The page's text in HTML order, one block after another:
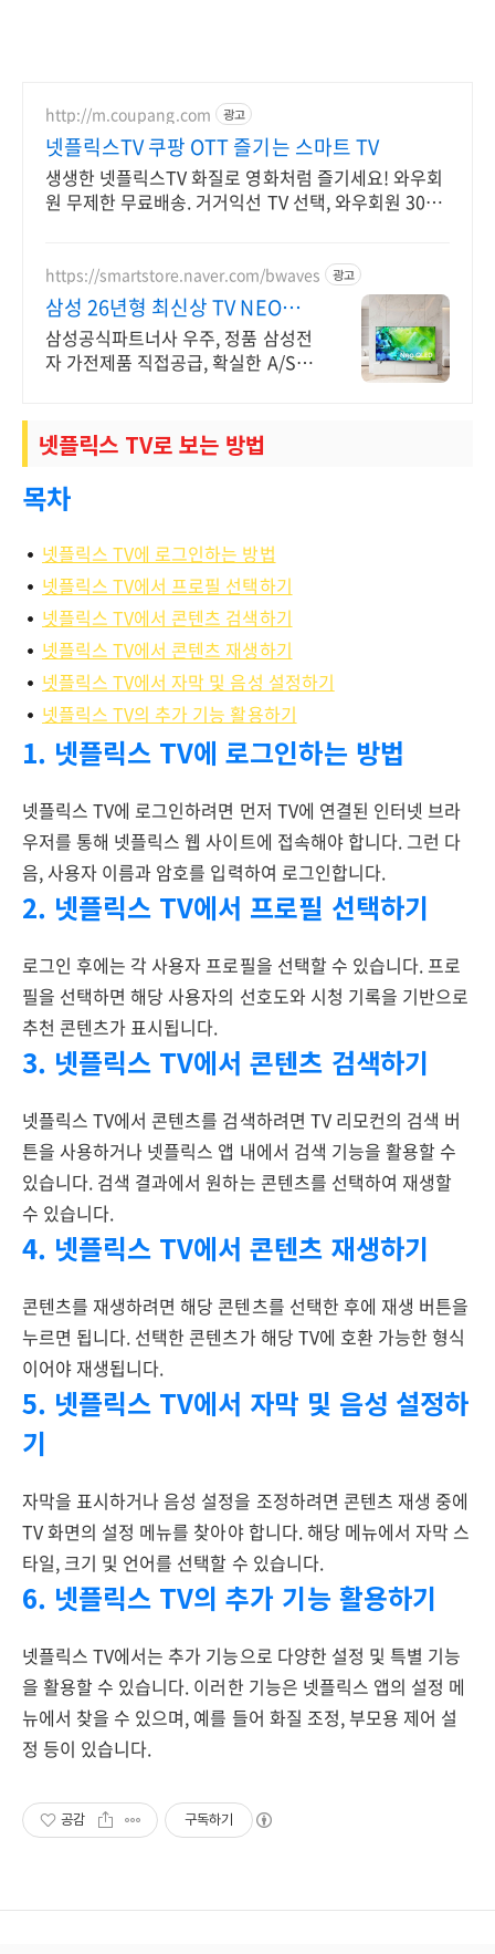
http://m.coupang.com 광고
넷플릭스TV 쿠팡 OTT 즐기는 스마트 TV
생생한 넷플릭스TV 화질로 영화처럼 즐기세요! 와우회
원 무제한 무료배송. 거거익선 TV 선택, 와우회원 30일
https://smartstore.naver.com/bwaves 광고
삼성 26년형 최신상 TV NEO
OLED 65인치
삼성공식파트너사 우주, 정품 삼성전
자 가전제품 직접공급, 확실한 A/S,
넷플릭스 TV로 보는 방법
목차
넷플릭스 TV에 로그인하는 방법
넷플릭스 TV에서 프로필 선택하기
넷플릭스 TV에서 콘텐츠 검색하기
넷플릭스 TV에서 콘텐츠 재생하기
넷플릭스 TV에서 자막 및 음성 설정하기
넷플릭스 TV의 추가 기능 활용하기
1. 넷플릭스 TV에 로그인하는 방법
넷플릭스 TV에 로그인하려면 먼저 TV에 연결된 인터넷 브라
우저를 통해 넷플릭스 웹 사이트에 접속해야 합니다. 그런 다
음, 사용자 이름과 암호를 입력하여 로그인합니다.
2. 넷플릭스 TV에서 프로필 선택하기
로그인 후에는 각 사용자 프로필을 선택할 수 있습니다. 프로
필을 선택하면 해당 사용자의 선호도와 시청 기록을 기반으로
추천 콘텐츠가 표시됩니다.
3. 넷플릭스 TV에서 콘텐츠 검색하기
넷플릭스 TV에서 콘텐츠를 검색하려면 TV 리모컨의 검색 버
튼을 사용하거나 넷플릭스 앱 내에서 검색 기능을 활용할 수
있습니다. 검색 결과에서 원하는 콘텐츠를 선택하여 재생할
수 있습니다.
4. 넷플릭스 TV에서 콘텐츠 재생하기
콘텐츠를 재생하려면 해당 콘텐츠를 선택한 후에 재생 버튼을
누르면 됩니다. 선택한 콘텐츠가 해당 TV에 호환 가능한 형식
이어야 재생됩니다.
5. 넷플릭스 TV에서 자막 및 음성 설정하
기
자막을 표시하거나 음성 설정을 조정하려면 콘텐츠 재생 중에
TV 화면의 설정 메뉴를 찾아야 합니다. 해당 메뉴에서 자막 스
타일, 크기 및 언어를 선택할 수 있습니다.
6. 넷플릭스 TV의 추가 기능 활용하기
넷플릭스 TV에서는 추가 기능으로 다양한 설정 및 특별 기능
을 활용할 수 있습니다. 이러한 기능은 넷플릭스 앱의 설정 메
뉴에서 찾을 수 있으며, 예를 들어 화질 조정, 부모용 제어 설
정 등이 있습니다.
공감 구독하기